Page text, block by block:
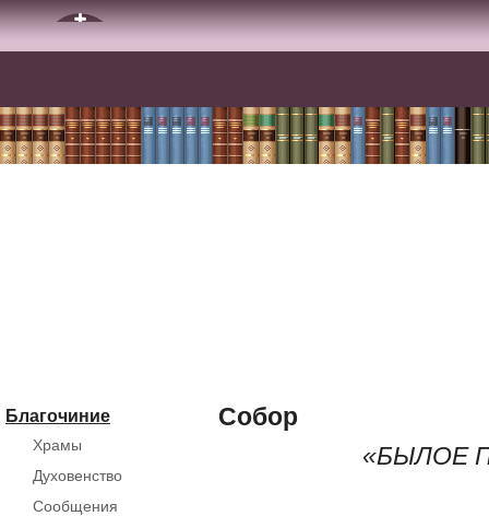
Благочиние
Храмы
Духовенство
Сообщения
Собор
«БЫЛОЕ